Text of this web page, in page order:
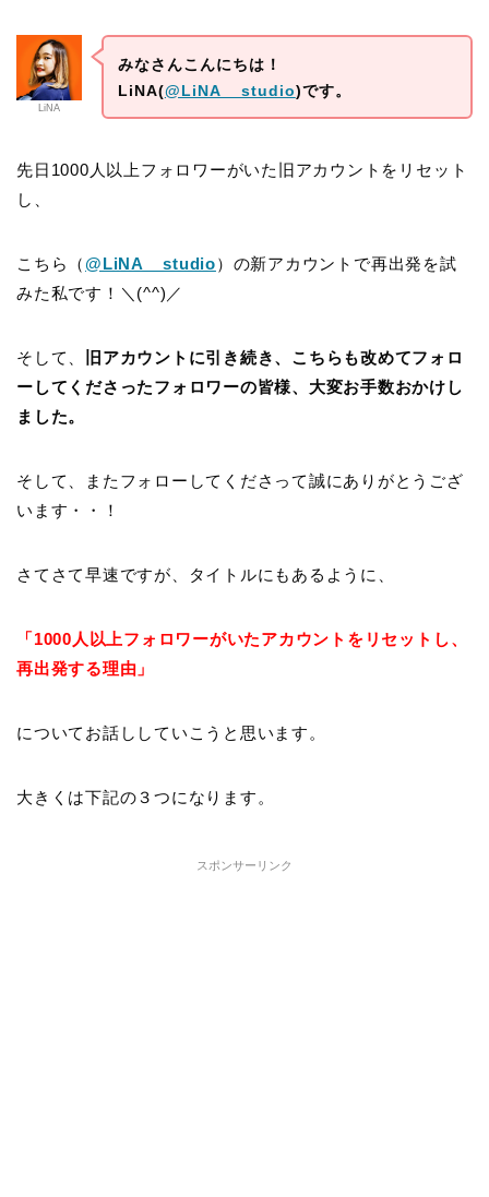
LiNA
みなさんこんにちは！
LiNA(@LiNA__studio)です。
先日1000人以上フォロワーがいた旧アカウントをリセット
し、
こちら（@LiNA__studio）の新アカウントで再出発を試
みた私です！＼(^^)／
そして、
旧アカウントに引き続き、こちらも改めてフォロ
ーしてくださったフォロワーの皆様、大変お手数おかけし
ました。
そして、またフォローしてくださって誠にありがとうござ
います・・！
さてさて早速ですが、タイトルにもあるように、
「1000人以上フォロワーがいたアカウントをリセットし、
再出発する理由」
についてお話ししていこうと思います。
大きくは下記の３つになります。
スポンサーリンク